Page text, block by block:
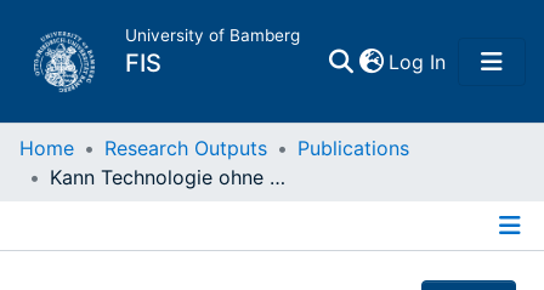
University of Bamberg
FIS Log In(current)
Home
Home Research Outputs
Publications
Kann Technologie ohne Ethik auskommen? : schweizer. Energiestiftung